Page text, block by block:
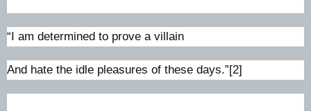
“I am determined to prove a villain
And hate the idle pleasures of these days.”[2]